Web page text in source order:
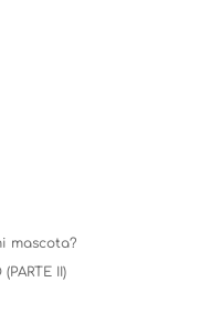
mascota?
II)